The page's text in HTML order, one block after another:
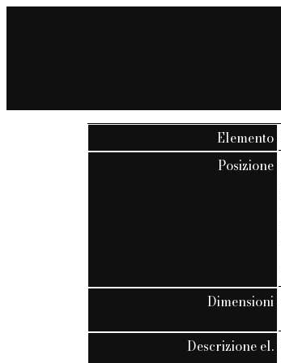
Elemento
Posizione
Dimensioni
Descrizione el.